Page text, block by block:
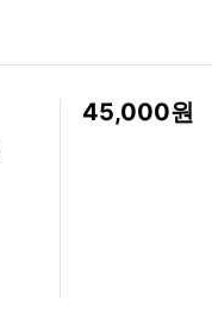
45,000